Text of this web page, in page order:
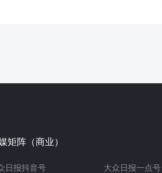
矩阵（商业）
日报抖音号 大众日报一点号